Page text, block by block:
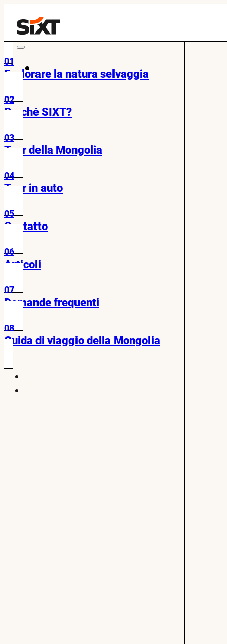
01
Esplorare la natura selvaggia
02
Perché SIXT?
03
Tour della Mongolia
04
Tour in auto
05
Contatto
06
Articoli
07
Domande frequenti
08
Guida di viaggio della Mongolia